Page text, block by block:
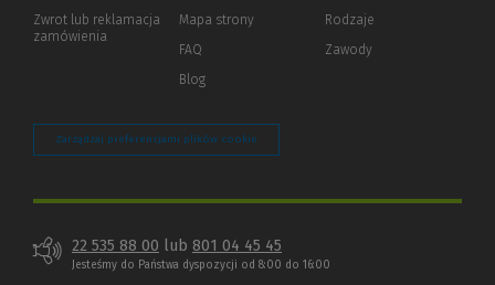
innej
Zwrot lub reklamacja
zamówienia
Mapa strony
FAQ
Blog
Rodzaje
Zawody
Zarządzaj preferencjami plików cookie
22 535 88 00 lub 801 04 45 45
Jesteśmy do Państwa dyspozycji od 8:00 do 16:00